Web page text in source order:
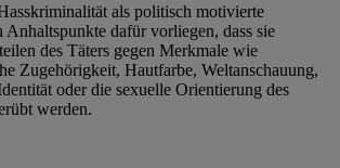
als politisch motivierte
Anhaltspunkte dafür vorliegen, dass sie
des Täters gegen Merkmale wie
Zugehörigkeit, Hautfarbe, Weltanschauung,
oder die sexuelle Orientierung des
werden.